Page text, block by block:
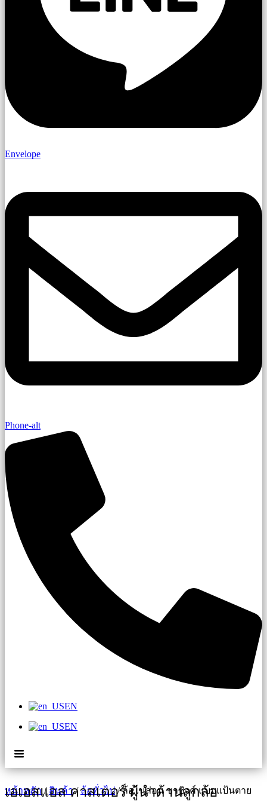
Envelope
Phone-alt
EN
EN
เอเอสแอล คาสเตอร์ ผู้นำด้านลูกล้อ
หน้าหลัก/ สินค้า/ล้อทั่วไป/ ล้อไนล่อน ขาซิงค์ แบบแป้นตาย